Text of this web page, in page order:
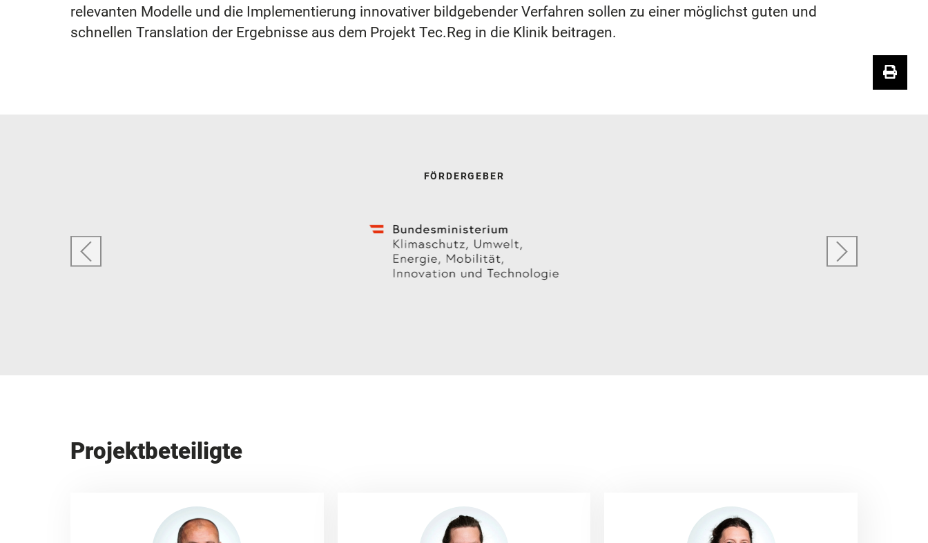
relevanten Modelle und die Implementierung innovativer bildgebender Verfahren sollen zu einer möglichst guten und
schnellen Translation der Ergebnisse aus dem Projekt Tec.Reg in die Klinik beitragen.
FÖRDERGEBER
Projektbeteiligte